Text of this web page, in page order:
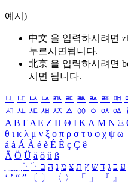
예시)
中文 을 입력하시려면
누르시면됩니다.
北京 을 입력하시려면
시면 됩니다.
ㅥ ㅦ ㅧ ㅨ ㅩ ㅪ ㅫ ㅬ ㅭ ㅮ
ㅺ ㅻ ㅼ ㅽ ㅾ ㅿ ㆀ ㆁ ㆂ ㆃ
Α Β ΓΔ Ε Ζ Η Θ Ι ΚΛ Μ Ν Ξ
θ ι κ λ μ ν ξ ο π ρ σ τ υ φ χ ψ ω
á à Á À é è É È ç Ç ê
Ä Ö Ü ä ö ü ß
ִֶֹ ֻּ ׁׂ ע כ ג ד ש ץ ת צ מ נ ה ב
‘ ’ “ ” 〔 〕 〈 〉 「 」 『 』